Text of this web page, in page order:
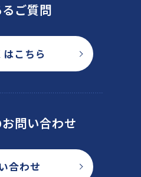
ご質問
こちら
問い合わせ
合わせ